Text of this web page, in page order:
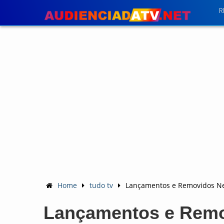
Home tudo tv Lançamentos e Removidos
Lançamentos e